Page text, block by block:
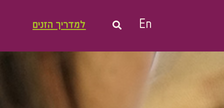
En למדריך הזנים